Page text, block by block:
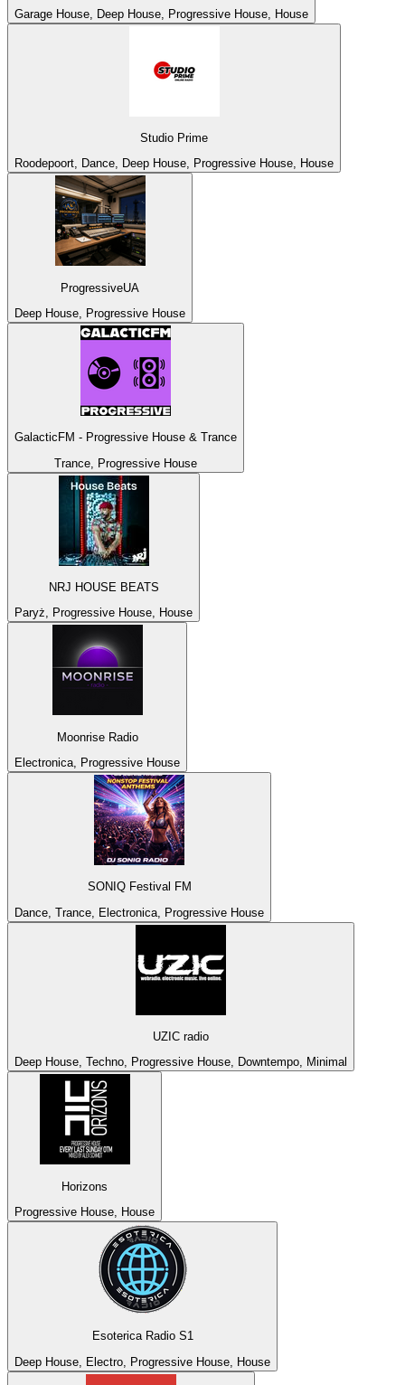
Garage House, Deep House, Progressive House, House
Studio Prime
Roodepoort, Dance, Deep House, Progressive House, House
ProgressiveUA
Deep House, Progressive House
GalacticFM - Progressive House & Trance
Trance, Progressive House
NRJ HOUSE BEATS
Paryż, Progressive House, House
Moonrise Radio
Electronica, Progressive House
SONIQ Festival FM
Dance, Trance, Electronica, Progressive House
UZIC radio
Deep House, Techno, Progressive House, Downtempo, Minimal
Horizons
Progressive House, House
Esoterica Radio S1
Deep House, Electro, Progressive House, House